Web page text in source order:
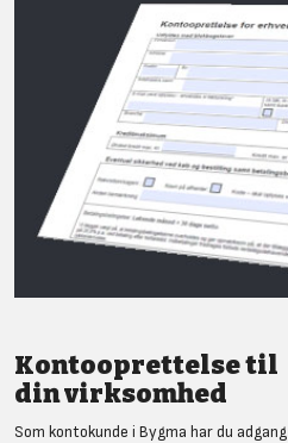
Kontooprettelse til
din virksomhed
Som kontokunde i Bygma har du